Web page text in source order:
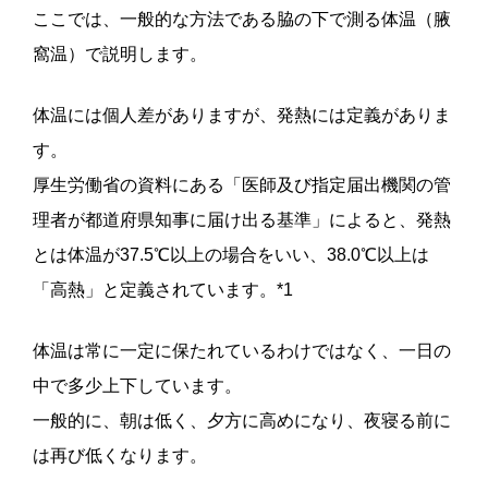
ここでは、一般的な方法である脇の下で測る体温（腋
窩温）で説明します。
体温には個人差がありますが、発熱には定義がありま
す。
厚生労働省の資料にある「医師及び指定届出機関の管
理者が都道府県知事に届け出る基準」によると、発熱
とは体温が37.5℃以上の場合をいい、38.0℃以上は
「高熱」と定義されています。*1
体温は常に一定に保たれているわけではなく、一日の
中で多少上下しています。
一般的に、朝は低く、夕方に高めになり、夜寝る前に
は再び低くなります。